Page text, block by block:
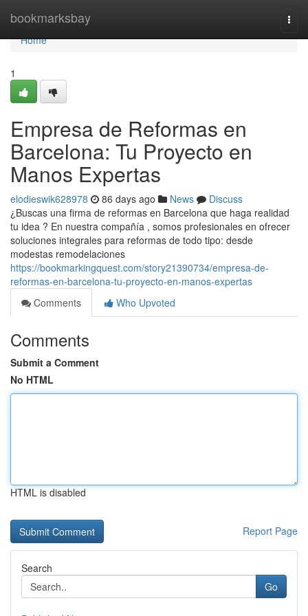
bookmarksbay
Home
Home
1
Empresa de Reformas en
Barcelona: Tu Proyecto en
Manos Expertas
elodieswik628978 86 days ago News
Discuss
¿Buscas una firma de reformas en Barcelona que haga realidad
tu idea ? En nuestra compañía , somos profesionales en ofrecer
soluciones integrales para reformas de todo tipo: desde
modestas remodelaciones
https://bookmarkingquest.com/story21390734/empresa-de-
reformas-en-barcelona-tu-proyecto-en-manos-expertas
Comments
Who Upvoted
Comments
Submit a Comment
No HTML
HTML is disabled
Report Page
Search
Go